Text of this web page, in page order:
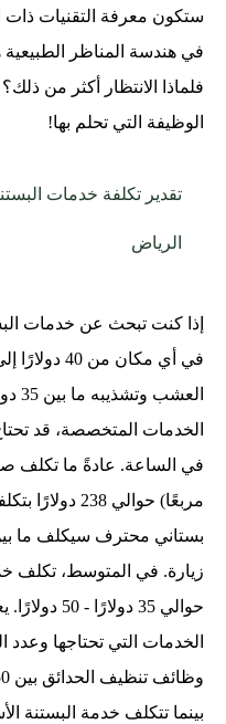
ستكون معرفة التقنيات
في هندسة المناظر
فلماذا الانتظار أكثر من
الوظيفة التي تحلم بها!
تقدير تكلفة خدمات
الرياض
إذا كنت تبحث عن خدمات
مربعًا) حوالي
زيارة. في المتوسط، تكلف
حوالي 35
الخدمات التي تحتاجها وعدد
بينما تتكلف خدمة البستنة